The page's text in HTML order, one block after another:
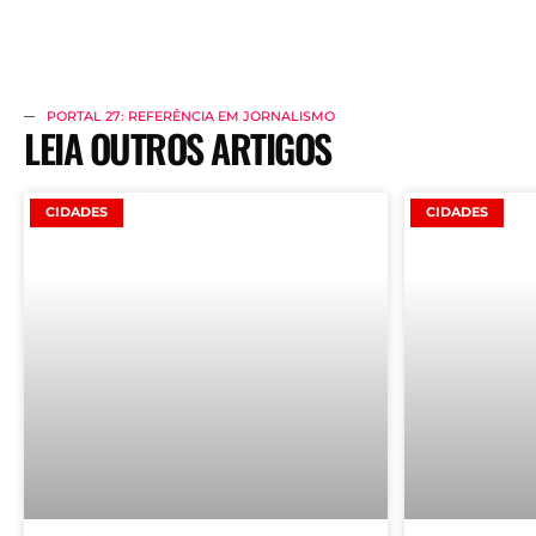
PORTAL 27: REFERÊNCIA EM JORNALISMO
LEIA OUTROS ARTIGOS
CIDADES CIDADES